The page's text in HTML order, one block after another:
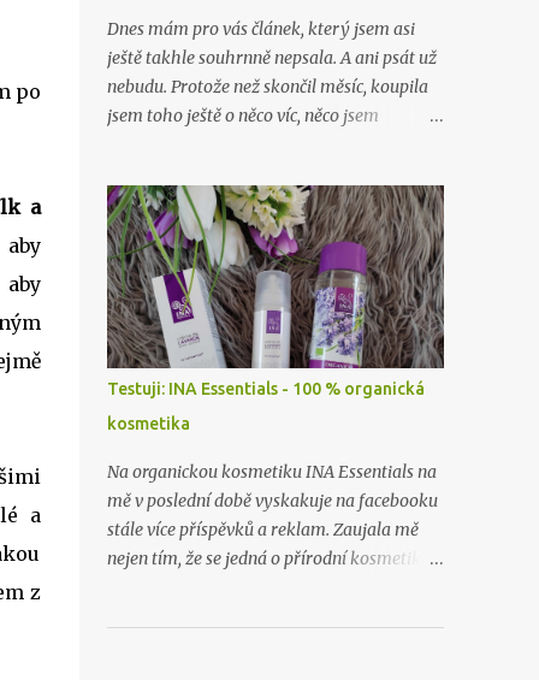
po
a
a
z
Dnes mám pro vás článek, který jsem asi
ještě takhle souhrnně nepsala. A ani psát už
nebudu. Protože než skončil měsíc, koupila
jsem toho ještě o něco víc, něco jsem
hauly rovnou po nákupu či objednávce.
Testuji: INA Essentials - 100 % organická
kosmetika
Na organickou kosmetiku INA Essentials na
mě v poslední době vyskakuje na facebooku
stále více příspěvků a reklam. Zaujala mě
nejen tím, že se jedná o přírodní kosmetiku z